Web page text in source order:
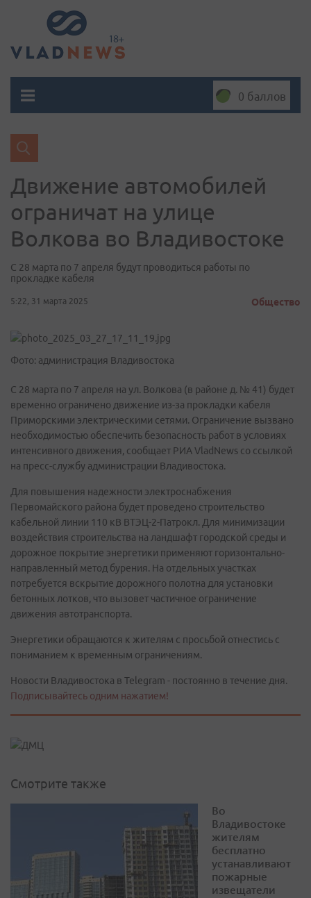
0 баллов
Движение автомобилей
ограничат на улице
Волкова во Владивостоке
С 28 марта по 7 апреля будут проводиться работы по
прокладке кабеля
5:22, 31 марта 2025 Общество
Фото: администрация Владивостока
С 28 марта по 7 апреля на ул. Волкова (в районе д. № 41) будет
временно ограничено движение из-за прокладки кабеля
Приморскими электрическими сетями. Ограничение вызвано
необходимостью обеспечить безопасность работ в условиях
интенсивного движения, сообщает РИА VladNews со ссылкой
на пресс-службу администрации Владивостока.
Для повышения надежности электроснабжения
Первомайского района будет проведено строительство
кабельной линии 110 кВ ВТЭЦ-2-Патрокл. Для минимизации
воздействия строительства на ландшафт городской среды и
дорожное покрытие энергетики применяют горизонтально-
направленный метод бурения. На отдельных участках
потребуется вскрытие дорожного полотна для установки
бетонных лотков, что вызовет частичное ограничение
движения автотранспорта.
Энергетики обращаются к жителям с просьбой отнестись с
пониманием к временным ограничениям.
Новости Владивостока в Telegram - постоянно в течение дня.
Подписывайтесь одним нажатием!
Смотрите также
Во
Владивостоке
жителям
бесплатно
устанавливают
пожарные
извещатели